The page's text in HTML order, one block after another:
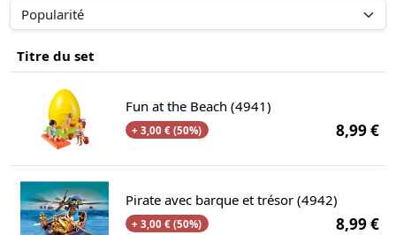
Titre du set
Fun at the Beach (4941)
+ 3,00 € (50%) 8,99 €
Pirate avec barque et trésor (4942)
+ 3,00 € (50%) 8,99 €